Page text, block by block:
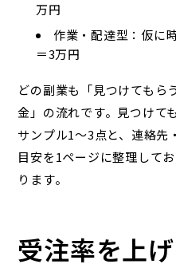
万円
作業・配達型：仮に
＝3万円
どの副業も「見つけても
金」の流れです。見つけて
サンプル1～3点と、連絡先
目安を1ページに整理して
ります。
受注率を上